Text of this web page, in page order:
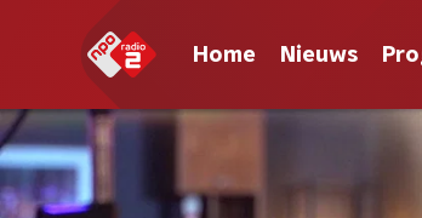
Home Nieuws